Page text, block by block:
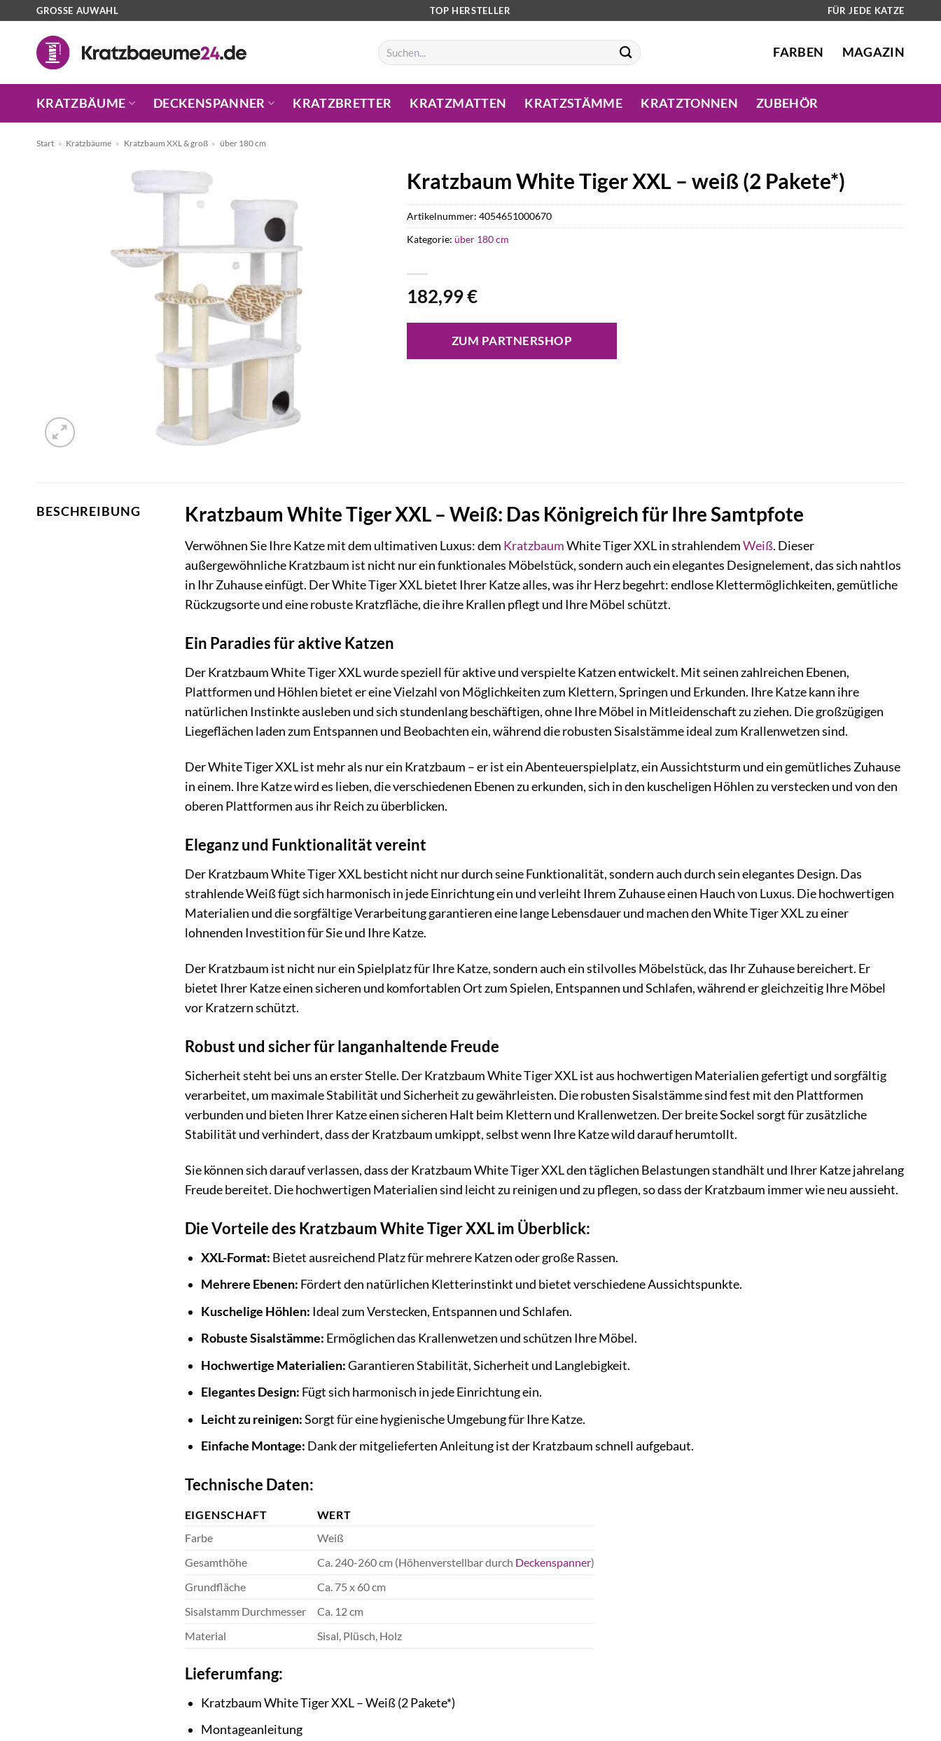
springen
GROSSE AUWAHL TOP HERSTELLER FÜR JEDE KATZE
Suchen
nach:
FARBEN MAGAZIN
KRATZBÄUME DECKENSPANNER KRATZBRETTER KRATZMATTEN KRATZSTÄMME KRATZTONNEN ZUBEHÖR
Start » Kratzbäume » Kratzbaum XXL & groß » über 180 cm
Kratzbaum White Tiger XXL – weiß (2 Pakete*)
182,99€
ZUM PARTNERSHOP
Artikelnummer:4054651000670
Kategorie:über 180 cm
BESCHREIBUNG Kratzbaum White Tiger XXL – Weiß: Das Königreich für Ihre Samtpfote
Verwöhnen Sie Ihre Katze mit dem ultimativen Luxus: dem KratzbaumWhite Tiger XXL in strahlendemWeiß. Dieser
außergewöhnliche Kratzbaum ist nicht nur ein funktionales Möbelstück, sondern auch ein elegantes Designelement, das sich nahtlos
in Ihr Zuhause einfügt. Der White Tiger XXL bietet Ihrer Katze alles, was ihr Herz begehrt: endlose Klettermöglichkeiten, gemütliche
Rückzugsorte und eine robuste Kratzfläche, die ihre Krallen pflegt und Ihre Möbel schützt.
Ein Paradies für aktive Katzen
Der Kratzbaum White Tiger XXL wurde speziell für aktive und verspielte Katzen entwickelt. Mit seinen zahlreichen Ebenen,
Plattformen und Höhlen bietet er eine Vielzahl von Möglichkeiten zum Klettern, Springen und Erkunden. Ihre Katze kann ihre
natürlichen Instinkte ausleben und sich stundenlang beschäftigen, ohne Ihre Möbel in Mitleidenschaft zu ziehen. Die großzügigen
Liegeflächen laden zum Entspannen und Beobachten ein, während die robusten Sisalstämme ideal zum Krallenwetzen sind.
Der White Tiger XXL ist mehr als nur ein Kratzbaum – er ist ein Abenteuerspielplatz, ein Aussichtsturm und ein gemütliches Zuhause
in einem. Ihre Katze wird es lieben, die verschiedenen Ebenen zu erkunden, sich in den kuscheligen Höhlen zu verstecken und von den
oberen Plattformen aus ihr Reich zu überblicken.
Eleganz und Funktionalität vereint
Der Kratzbaum White Tiger XXL besticht nicht nur durch seine Funktionalität, sondern auch durch sein elegantes Design. Das
strahlende Weiß fügt sich harmonisch in jede Einrichtung ein und verleiht Ihrem Zuhause einen Hauch von Luxus. Die hochwertigen
Materialien und die sorgfältige Verarbeitung garantieren eine lange Lebensdauer und machen den White Tiger XXL zu einer
lohnenden Investition für Sie und Ihre Katze.
Der Kratzbaum ist nicht nur ein Spielplatz für Ihre Katze, sondern auch ein stilvolles Möbelstück, das Ihr Zuhause bereichert. Er
bietet Ihrer Katze einen sicheren und komfortablen Ort zum Spielen, Entspannen und Schlafen, während er gleichzeitig Ihre Möbel
vor Kratzern schützt.
Robust und sicher für langanhaltende Freude
Sicherheit steht bei uns an erster Stelle. Der Kratzbaum White Tiger XXL ist aus hochwertigen Materialien gefertigt und sorgfältig
verarbeitet, um maximale Stabilität und Sicherheit zu gewährleisten. Die robusten Sisalstämme sind fest mit den Plattformen
verbunden und bieten Ihrer Katze einen sicheren Halt beim Klettern und Krallenwetzen. Der breite Sockel sorgt für zusätzliche
Stabilität und verhindert, dass der Kratzbaum umkippt, selbst wenn Ihre Katze wild darauf herumtollt.
Sie können sich darauf verlassen, dass der Kratzbaum White Tiger XXL den täglichen Belastungen standhält und Ihrer Katze jahrelang
Freude bereitet. Die hochwertigen Materialien sind leicht zu reinigen und zu pflegen, so dass der Kratzbaum immer wie neu aussieht.
Die Vorteile des Kratzbaum White Tiger XXL im Überblick:
XXL-Format: Bietet ausreichend Platz für mehrere Katzen oder große Rassen.
Mehrere Ebenen: Fördert den natürlichen Kletterinstinkt und bietet verschiedene Aussichtspunkte.
Kuschelige Höhlen: Ideal zum Verstecken, Entspannen und Schlafen.
Robuste Sisalstämme: Ermöglichen das Krallenwetzen und schützen Ihre Möbel.
Hochwertige Materialien:Garantieren Stabilität, Sicherheit und Langlebigkeit.
Elegantes Design: Fügt sich harmonisch in jede Einrichtung ein.
Leicht zu reinigen:Sorgt für eine hygienische Umgebung für Ihre Katze.
Einfache Montage: Dank der mitgelieferten Anleitung ist der Kratzbaum schnell aufgebaut.
Technische Daten:
EIGENSCHAFT
WERT
Farbe
Weiß
Gesamthöhe
Ca. 240-260 cm (Höhenverstellbar durch Deckenspanner)
Grundfläche
Ca. 75 x 60 cm
Sisalstamm Durchmesser
Ca. 12 cm
Material
Sisal, Plüsch, Holz
Lieferumfang:
Kratzbaum White Tiger XXL – Weiß (2 Pakete*)
Montageanleitung